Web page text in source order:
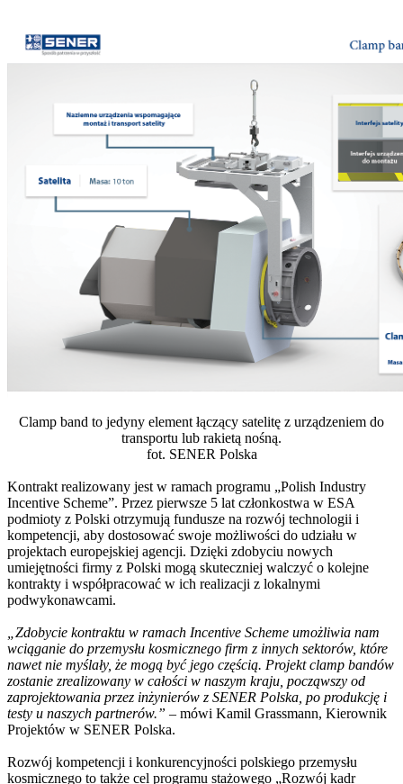
Clamp band to jedyny element łączący satelitę z urządzeniem do
transportu lub rakietą nośną.
fot. SENER Polska
Kontrakt realizowany jest w ramach programu „Polish Industry
Incentive Scheme”. Przez pierwsze 5 lat członkostwa w ESA
podmioty z Polski otrzymują fundusze na rozwój technologii i
kompetencji, aby dostosować swoje możliwości do udziału w
projektach europejskiej agencji. Dzięki zdobyciu nowych
umiejętności firmy z Polski mogą skuteczniej walczyć o kolejne
kontrakty i współpracować w ich realizacji z lokalnymi
podwykonawcami.
„Zdobycie kontraktu w ramach Incentive Scheme umożliwia nam
wciąganie do przemysłu kosmicznego firm z innych sektorów, które
nawet nie myślały, że mogą być jego częścią. Projekt clamp bandów
zostanie zrealizowany w całości w naszym kraju, począwszy od
zaprojektowania przez inżynierów z SENER Polska, po produkcję i
testy u naszych partnerów.” – mówi Kamil Grassmann, Kierownik
Projektów w SENER Polska.
Rozwój kompetencji i konkurencyjności polskiego przemysłu
kosmicznego to także cel programu stażowego „Rozwój kadr